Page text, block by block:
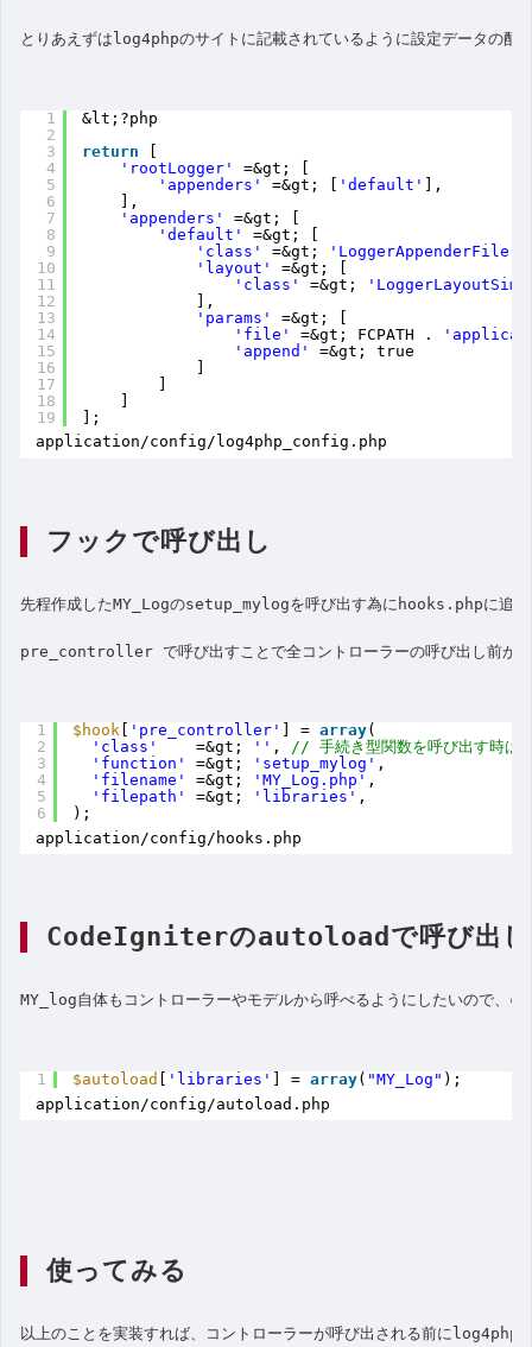
とりあえずはlog4phpのサイトに記載されているよう に設定データの配
application/config/log4php_config.php
1
2
3
4
5
6
7
8
9
10
11
12
13
14
15
16
17
18
19
&lt;?php
return
[
'rootLogger'
=&gt; [
'appenders'
=&gt; [ 'default' ],
],
'appenders'
=&gt; [
'default'
=&gt; [
'class'
=&gt; 'LoggerAppenderFile'
'layout'
=&gt; [
'class'
=&gt;
],
'params'
=&gt; [
'file'
=&gt; FCPATH .
'append'
=&gt; true
]
]
]
];
フックで呼び出し
先程作成したMY_Logのsetup_mylogを呼び出す為にhooks.phpに追記
pre_controller で呼び出すことで全コントローラーの呼び出し前から
application/config/hooks.php
1
2
3
4
5
6
$hook 'pre_controller' ] = array(
'class'
=&gt; '' , // 手続き型関数を呼び出す時は
'function'
=&gt; 'setup_mylog' ,
'filename'
=&gt; 'MY_Log.php' ,
'filepath'
=&gt; 'libraries' ,
);
CodeIgniterのautoloadで呼び出し
MY_log自体もコントローラーやモデルから呼べるようにしたいので
application/config/autoload.php
1 $autoload 'libraries' ] = array( "MY_Log" );
使ってみる
以上のことを実装すれば、コントローラーが呼び出される前に